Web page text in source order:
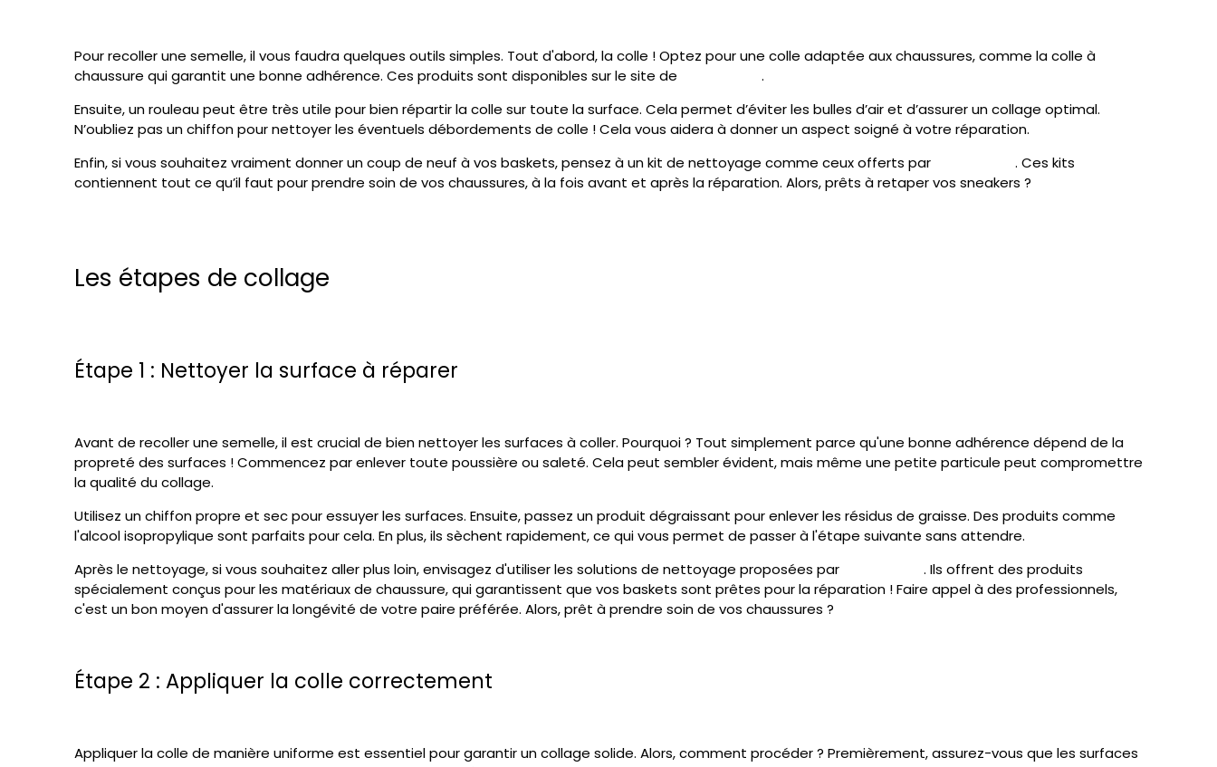
Pour recoller une semelle, il vous faudra quelques outils simples. Tout d'abord, la colle ! Optez pour une colle adaptée aux chaussures, comme la colle à
chaussure qui garantit une bonne adhérence. Ces produits sont disponibles sur le site de
.
Ensuite, un rouleau peut être très utile pour bien répartir la colle sur toute la surface. Cela permet d’éviter les bulles d’air et d’assurer un collage optimal.
N’oubliez pas un chiffon pour nettoyer les éventuels débordements de colle ! Cela vous aidera à donner un aspect soigné à votre réparation.
Enfin, si vous souhaitez vraiment donner un coup de neuf à vos baskets, pensez à un kit de nettoyage comme ceux offerts par
. Ces kits
contiennent tout ce qu’il faut pour prendre soin de vos chaussures, à la fois avant et après la réparation. Alors, prêts à retaper vos sneakers ?
Les étapes de collage
Étape 1 : Nettoyer la surface à réparer
Avant de recoller une semelle, il est crucial de bien nettoyer les surfaces à coller. Pourquoi ? Tout simplement parce qu'une bonne adhérence dépend de la
propreté des surfaces ! Commencez par enlever toute poussière ou saleté. Cela peut sembler évident, mais même une petite particule peut compromettre
la qualité du collage.
Utilisez un chiffon propre et sec pour essuyer les surfaces. Ensuite, passez un produit dégraissant pour enlever les résidus de graisse. Des produits comme
l'alcool isopropylique sont parfaits pour cela. En plus, ils sèchent rapidement, ce qui vous permet de passer à l'étape suivante sans attendre.
Après le nettoyage, si vous souhaitez aller plus loin, envisagez d'utiliser les solutions de nettoyage proposées par
. Ils offrent des produits
spécialement conçus pour les matériaux de chaussure, qui garantissent que vos baskets sont prêtes pour la réparation ! Faire appel à des professionnels,
c'est un bon moyen d'assurer la longévité de votre paire préférée. Alors, prêt à prendre soin de vos chaussures ?
Étape 2 : Appliquer la colle correctement
Appliquer la colle de manière uniforme est essentiel pour garantir un collage solide. Alors, comment procéder ? Premièrement, assurez-vous que les surfaces